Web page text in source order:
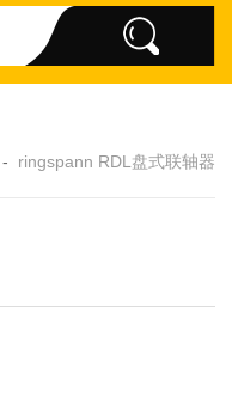
- ringspann RDL盘式联轴器